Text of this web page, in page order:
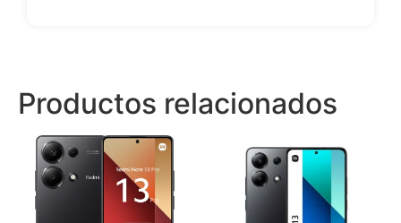
Productos relacionados